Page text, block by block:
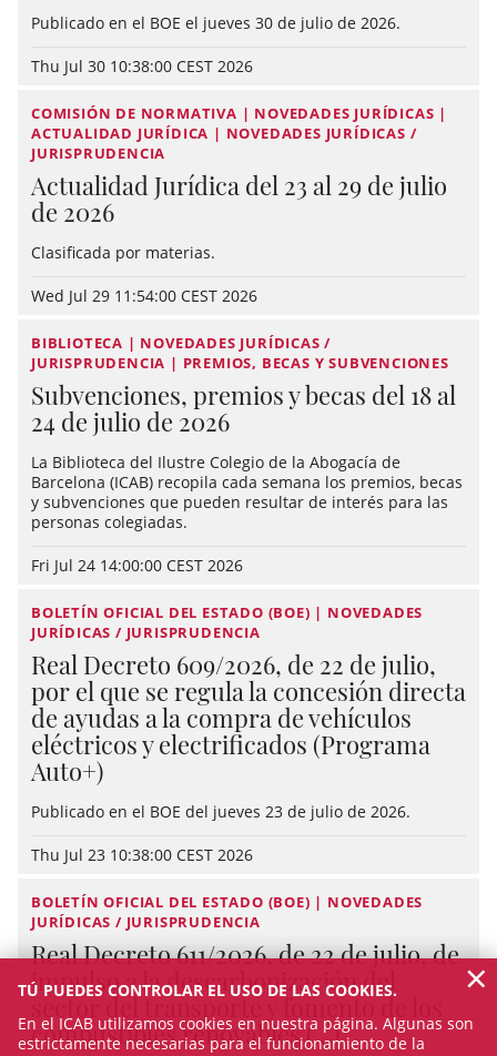
Publicado en el BOE el jueves 30 de julio de 2026.
Thu Jul 30 10:38:00 CEST 2026
COMISIÓN DE NORMATIVA | NOVEDADES JURÍDICAS |
ACTUALIDAD JURÍDICA | NOVEDADES JURÍDICAS /
JURISPRUDENCIA
Actualidad Jurídica del 23 al 29 de julio
de 2026
Clasificada por materias.
Wed Jul 29 11:54:00 CEST 2026
BIBLIOTECA | NOVEDADES JURÍDICAS /
JURISPRUDENCIA | PREMIOS, BECAS Y SUBVENCIONES
Subvenciones, premios y becas del 18 al
24 de julio de 2026
La Biblioteca del Ilustre Colegio de la Abogacía de
Barcelona (ICAB) recopila cada semana los premios, becas
y subvenciones que pueden resultar de interés para las
personas colegiadas.
Fri Jul 24 14:00:00 CEST 2026
BOLETÍN OFICIAL DEL ESTADO (BOE) | NOVEDADES
JURÍDICAS / JURISPRUDENCIA
Real Decreto 609/2026, de 22 de julio,
por el que se regula la concesión directa
de ayudas a la compra de vehículos
eléctricos y electrificados (Programa
Auto+)
Publicado en el BOE del jueves 23 de julio de 2026.
Thu Jul 23 10:38:00 CEST 2026
BOLETÍN OFICIAL DEL ESTADO (BOE) | NOVEDADES
JURÍDICAS / JURISPRUDENCIA
Real Decreto 611/2026, de 22 de julio, de
impulso a la descarbonización del
sector del transporte y fomento de los
combustibles renovables (...)
TÚ PUEDES CONTROLAR EL USO DE LAS COOKIES.
En el ICAB utilizamos cookies en nuestra página. Algunas son
estrictamente necesarias para el funcionamiento de la
×